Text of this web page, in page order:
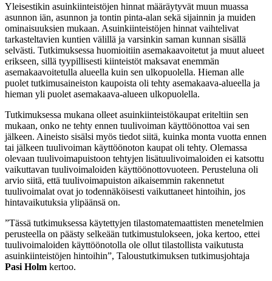
Yleisestikin asuinkiinteistöjen hinnat määräytyvät muun muassa
asunnon iän, asunnon ja tontin pinta-alan sekä sijainnin ja muiden
ominaisuuksien mukaan. Asuinkiinteistöjen hinnat vaihtelivat
tarkasteltavien kuntien välillä ja varsinkin saman kunnan sisällä
selvästi. Tutkimuksessa huomioitiin asemakaavoitetut ja muut alueet
erikseen, sillä tyypillisesti kiinteistöt maksavat enemmän
asemakaavoitetulla alueella kuin sen ulkopuolella. Hieman alle
puolet tutkimusaineiston kaupoista oli tehty asemakaava-alueella ja
hieman yli puolet asemakaava-alueen ulkopuolella.
Tutkimuksessa mukana olleet asuinkiinteistökaupat eriteltiin sen
mukaan, onko ne tehty ennen tuulivoiman käyttöönottoa vai sen
jälkeen. Aineisto sisälsi myös tiedot siitä, kuinka monta vuotta ennen
tai jälkeen tuulivoiman käyttöönoton kaupat oli tehty. Olemassa
olevaan tuulivoimapuistoon tehtyjen lisätuulivoimaloiden ei katsottu
vaikuttavan tuulivoimaloiden käyttöönottovuoteen. Perusteluna oli
arvio siitä, että tuulivoimapuiston aikaisemmin rakennetut
tuulivoimalat ovat jo todennäköisesti vaikuttaneet hintoihin, jos
hintavaikutuksia ylipäänsä on.
”Tässä tutkimuksessa käytettyjen tilastomatemaattisten menetelmien
perusteella on päästy selkeään tutkimustulokseen, joka kertoo, ettei
tuulivoimaloiden käyttöönotolla ole ollut tilastollista vaikutusta
asuinkiinteistöjen hintoihin”, Taloustutkimuksen tutkimusjohtaja
Pasi Holm kertoo.